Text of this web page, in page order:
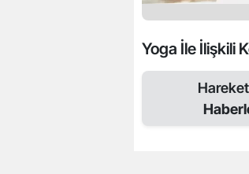
Yoga İle İlişkili